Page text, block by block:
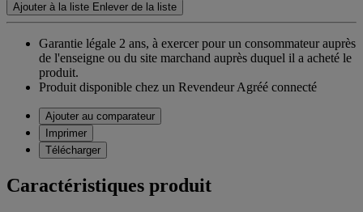
Ajouter à la liste Enlever de la liste
Garantie légale 2 ans, à exercer pour un consommateur auprès
de l'enseigne ou du site marchand auprès duquel il a acheté le
produit.
Produit disponible chez un Revendeur Agréé connecté
Ajouter au comparateur
Imprimer
Télécharger
Caractéristiques produit